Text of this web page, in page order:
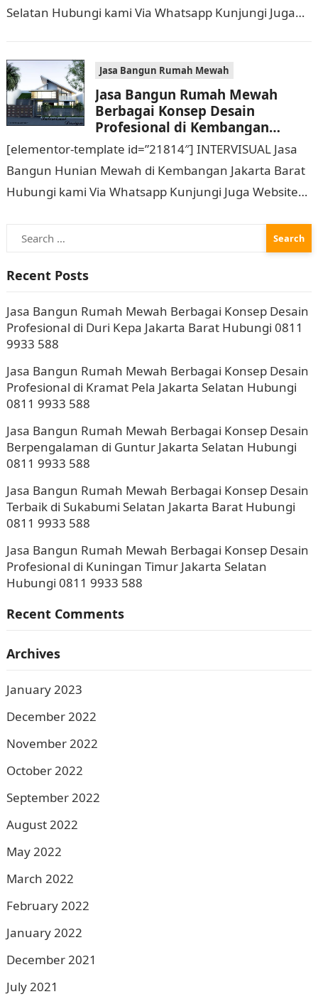
Selatan Hubungi kami Via Whatsapp Kunjungi Juga
Jasa Bangun Rumah Mewah
Jasa Bangun Rumah Mewah
Berbagai Konsep Desain
Profesional di Kembangan
Jakarta Barat Hubungi 0811
9933 588
[elementor-template id=”21814″] INTERVISUAL Jasa
Bangun Hunian Mewah di Kembangan Jakarta Barat
Hubungi kami Via Whatsapp Kunjungi Juga Website
Mewah Berbagai Konsep Desain…
for:
Recent Posts
Jasa Bangun Rumah Mewah Berbagai Konsep Desain
Profesional di Duri Kepa Jakarta Barat Hubungi 0811
9933 588
Jasa Bangun Rumah Mewah Berbagai Konsep Desain
Profesional di Kramat Pela Jakarta Selatan Hubungi
0811 9933 588
Jasa Bangun Rumah Mewah Berbagai Konsep Desain
Berpengalaman di Guntur Jakarta Selatan Hubungi
0811 9933 588
Jasa Bangun Rumah Mewah Berbagai Konsep Desain
Terbaik di Sukabumi Selatan Jakarta Barat Hubungi
0811 9933 588
Jasa Bangun Rumah Mewah Berbagai Konsep Desain
Profesional di Kuningan Timur Jakarta Selatan
Hubungi 0811 9933 588
Recent Comments
Archives
January 2023
December 2022
November 2022
October 2022
September 2022
August 2022
May 2022
March 2022
February 2022
January 2022
December 2021
July 2021